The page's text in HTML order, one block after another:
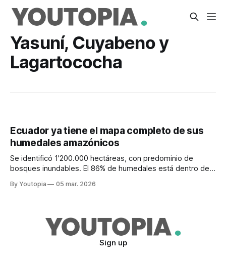
Yasuní, Cuyabeno y
Lagartococha
Ecuador ya tiene el mapa completo de sus
humedales amazónicos
Se identificó 1'200.000 hectáreas, con predominio de
bosques inundables. El 86% de humedales está dentro de
By Youtopia 05 mar. 2026
Sign up